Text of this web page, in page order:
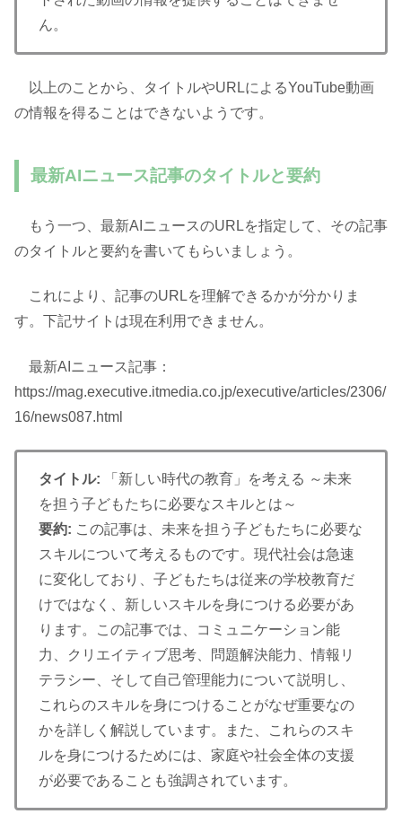
ん。
以上のことから、タイトルやURLによるYouTube動画
の情報を得ることはできないようです。
最新AIニュース記事のタイトルと要約
もう一つ、最新AIニュースのURLを指定して、その記事
のタイトルと要約を書いてもらいましょう。
これにより、記事のURLを理解できるかが分かりま
す。下記サイトは現在利用できません。
最新AIニュース記事：
https://mag.executive.itmedia.co.jp/executive/articles/2306/
16/news087.html
タイトル: 「新しい時代の教育」を考える ～未来
を担う子どもたちに必要なスキルとは～
要約: この記事は、未来を担う子どもたちに必要な
スキルについて考えるものです。現代社会は急速
に変化しており、子どもたちは従来の学校教育だ
けではなく、新しいスキルを身につける必要があ
ります。この記事では、コミュニケーション能
力、クリエイティブ思考、問題解決能力、情報リ
テラシー、そして自己管理能力について説明し、
これらのスキルを身につけることがなぜ重要なの
かを詳しく解説しています。また、これらのスキ
ルを身につけるためには、家庭や社会全体の支援
が必要であることも強調されています。